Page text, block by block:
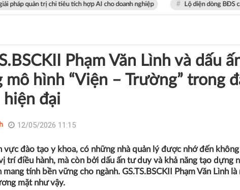
hợp AI cho doanh nghiệp Lộ diện dòng BĐS cao cấp tại Đà Nẵng lọt
Phạm Văn Lình và dấu
mô hình “Viện – Trường” trong
hiện đại
12/05/2026 11:15
vực đào tạo y khoa, có những nhà quản lý được nhớ đến
trí điều hành, mà còn bởi dấu ấn tư duy và khả năng tạo dựng
mang tính bền vững cho ngành. GS.TS.BSCKII Phạm Văn Lình
mặt như vậy.